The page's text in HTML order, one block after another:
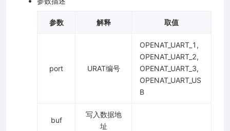
参数 解释 取值
port URAT编号
OPENAT_UART_1,
OPENAT_UART_2,
OPENAT_UART_3,
OPENAT_UART_US
B
buf
写入数据地
址